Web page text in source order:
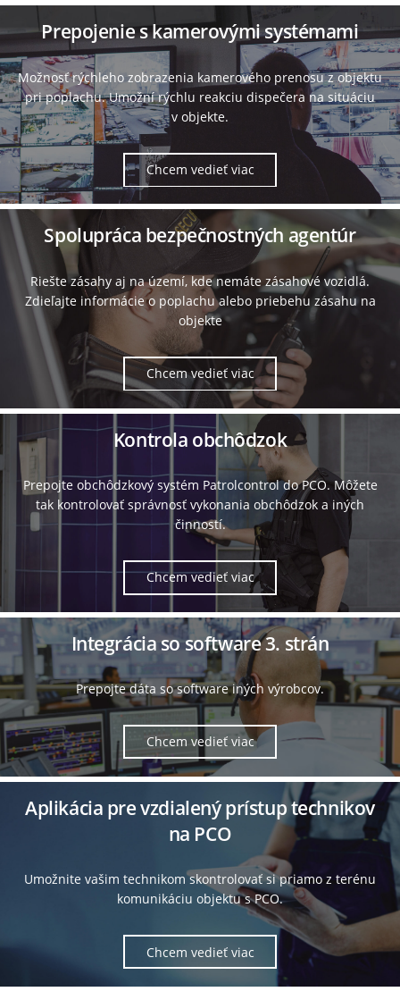
Prepojenie s kamerovými systémami
Možnosť rýchleho zobrazenia kamerového prenosu z objektu
pri poplachu. Umožní rýchlu reakciu dispečera na situáciu
v objekte.
Chcem vedieť viac
Spolupráca bezpečnostných agentúr
Riešte zásahy aj na území, kde nemáte zásahové vozidlá.
Zdieľajte informácie o poplachu alebo priebehu zásahu na
objekte
Chcem vedieť viac
Kontrola obchôdzok
Prepojte obchôdzkový systém Patrolcontrol do PCO. Môžete
tak kontrolovať správnosť vykonania obchôdzok a iných
činností.
Chcem vedieť viac
Integrácia so software 3. strán
Prepojte dáta so software iných výrobcov.
Chcem vedieť viac
Aplikácia pre vzdialený prístup technikov
na PCO
Umožnite vašim technikom skontrolovať si priamo z terénu
komunikáciu objektu s PCO.
Chcem vedieť viac